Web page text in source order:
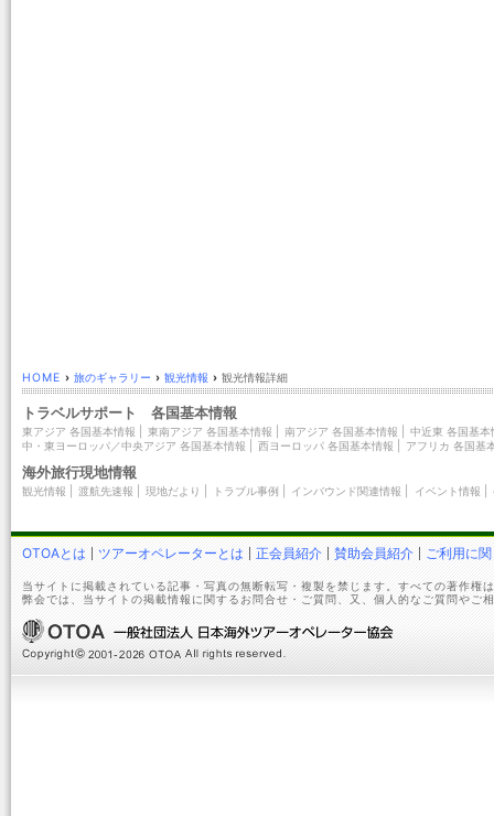
HOME › 旅のギャラリー › 観光情報 › 観光情報詳細
トラベルサポート 各国基本情報
東アジア 各国基本情報 東南アジア 各国基本情報 南アジア 各国基本情報
中近東 各国基本
中・東ヨーロッパ／中央アジア 各国基本情報
西ヨーロッパ 各国基本情報 アフリカ 各国基
海外旅行現地情報
観光情報 渡航先速報 現地だより トラブル事例 インバウンド関連情報 イベント情報
OTOAとは ツアーオペレーターとは 正会員紹介 賛助会員紹介 ご利用に
当サイトに掲載されている記事・写真の無断転写・複製を禁じます。すべての著作権
弊会では、当サイトの掲載情報に関するお問合せ・ご質問、又、個人的なご質問やご